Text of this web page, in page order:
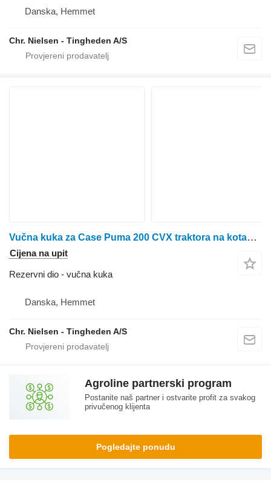
Danska, Hemmet
Chr. Nielsen - Tingheden A/S
Vučna kuka za Case Puma 200 CVX traktora na kotačima
Cijena na upit
Rezervni dio - vučna kuka
Danska, Hemmet
Chr. Nielsen - Tingheden A/S
Agroline partnerski program
Postanite naš partner i ostvarite profit za svakog
privučenog klijenta
Pogledajte ponudu